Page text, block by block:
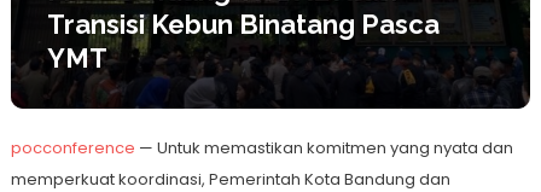
Transisi Kebun Binatang Pasca
YMT
pocconference — Untuk memastikan komitmen yang nyata dan
memperkuat koordinasi, Pemerintah Kota Bandung dan